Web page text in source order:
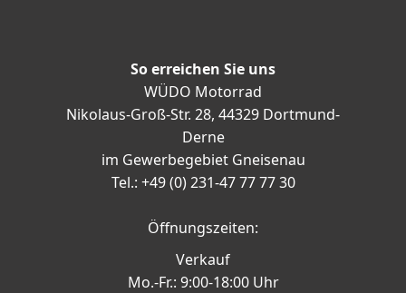
So erreichen Sie uns
WÜDO Motorrad
Nikolaus-Groß-Str. 28, 44329 Dortmund-
Derne
im Gewerbegebiet Gneisenau
Tel.: +49 (0) 231-47 77 77 30
Öffnungszeiten:
Verkauf
Mo.-Fr.: 9:00-18:00 Uhr